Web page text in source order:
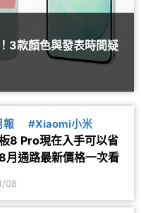
3款顏色與發表時間疑
報 #Xiaomi小米
8 Pro現在入手可以省
月通路最新價格一次看
08